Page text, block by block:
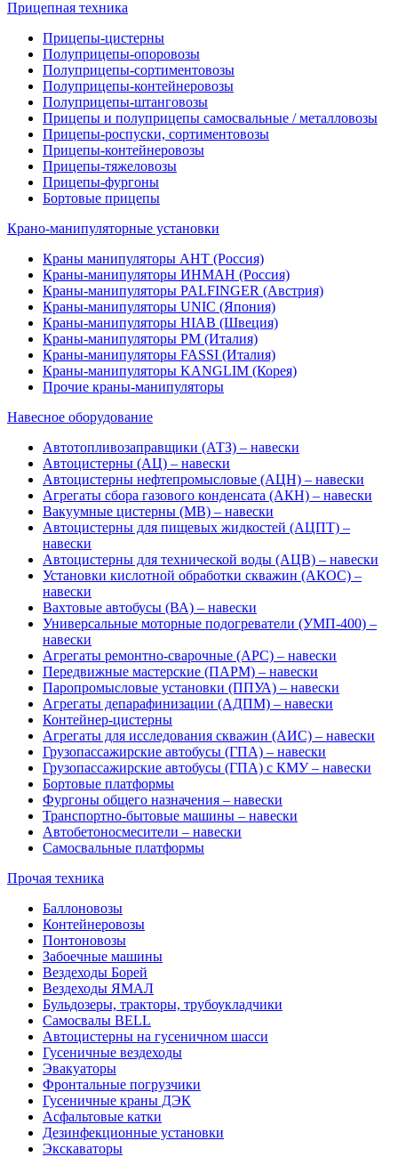
Прицепная техника
Прицепы-цистерны
Полуприцепы-опоровозы
Полуприцепы-сортиментовозы
Полуприцепы-контейнеровозы
Полуприцепы-штанговозы
Прицепы и полуприцепы самосвальные / металловозы
Прицепы-роспуски, сортиментовозы
Прицепы-контейнеровозы
Прицепы-тяжеловозы
Прицепы-фургоны
Бортовые прицепы
Крано-манипуляторные установки
Краны манипуляторы АНТ (Россия)
Краны-манипуляторы ИНМАН (Россия)
Краны-манипуляторы PALFINGER (Австрия)
Краны-манипуляторы UNIC (Япония)
Краны-манипуляторы HIAB (Швеция)
Краны-манипуляторы PM (Италия)
Краны-манипуляторы FASSI (Италия)
Краны-манипуляторы KANGLIM (Корея)
Прочие краны-манипуляторы
Навесное оборудование
Автотопливозаправщики (АТЗ) – навески
Автоцистерны (АЦ) – навески
Автоцистерны нефтепромысловые (АЦН) – навески
Агрегаты сбора газового конденсата (АКН) – навески
Вакуумные цистерны (МВ) – навески
Автоцистерны для пищевых жидкостей (АЦПТ) –
навески
Автоцистерны для технической воды (АЦВ) – навески
Установки кислотной обработки скважин (АКОС) –
навески
Вахтовые автобусы (ВА) – навески
Универсальные моторные подогреватели (УМП-400) –
навески
Агрегаты ремонтно-сварочные (АРС) – навески
Передвижные мастерские (ПАРМ) – навески
Паропромысловые установки (ППУА) – навески
Агрегаты депарафинизации (АДПМ) – навески
Контейнер-цистерны
Агрегаты для исследования скважин (АИС) – навески
Грузопассажирские автобусы (ГПА) – навески
Грузопассажирские автобусы (ГПА) с КМУ – навески
Бортовые платформы
Фургоны общего назначения – навески
Транспортно-бытовые машины – навески
Автобетоносмесители – навески
Самосвальные платформы
Прочая техника
Баллоновозы
Контейнеровозы
Понтоновозы
Забоечные машины
Вездеходы Борей
Вездеходы ЯМАЛ
Бульдозеры, тракторы, трубоукладчики
Самосвалы BELL
Автоцистерны на гусеничном шасси
Гусеничные вездеходы
Эвакуаторы
Фронтальные погрузчики
Гусеничные краны ДЭК
Асфальтовые катки
Дезинфекционные установки
Экскаваторы